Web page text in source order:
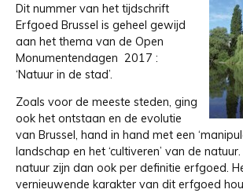
Dit nummer van het tijdschrift
Erfgoed Brussel is geheel gewijd
aan het thema van de Open
Monumentendagen 2017 :
‘Natuur in de stad’.
Zoals voor de meeste steden, ging
ook het ontstaan en de evolutie
van Brussel, hand in hand met een
landschap en het ‘cultiveren’ van de
natuur zijn dan ook per definitie erfgoed.
vernieuwende karakter van dit erfgoed